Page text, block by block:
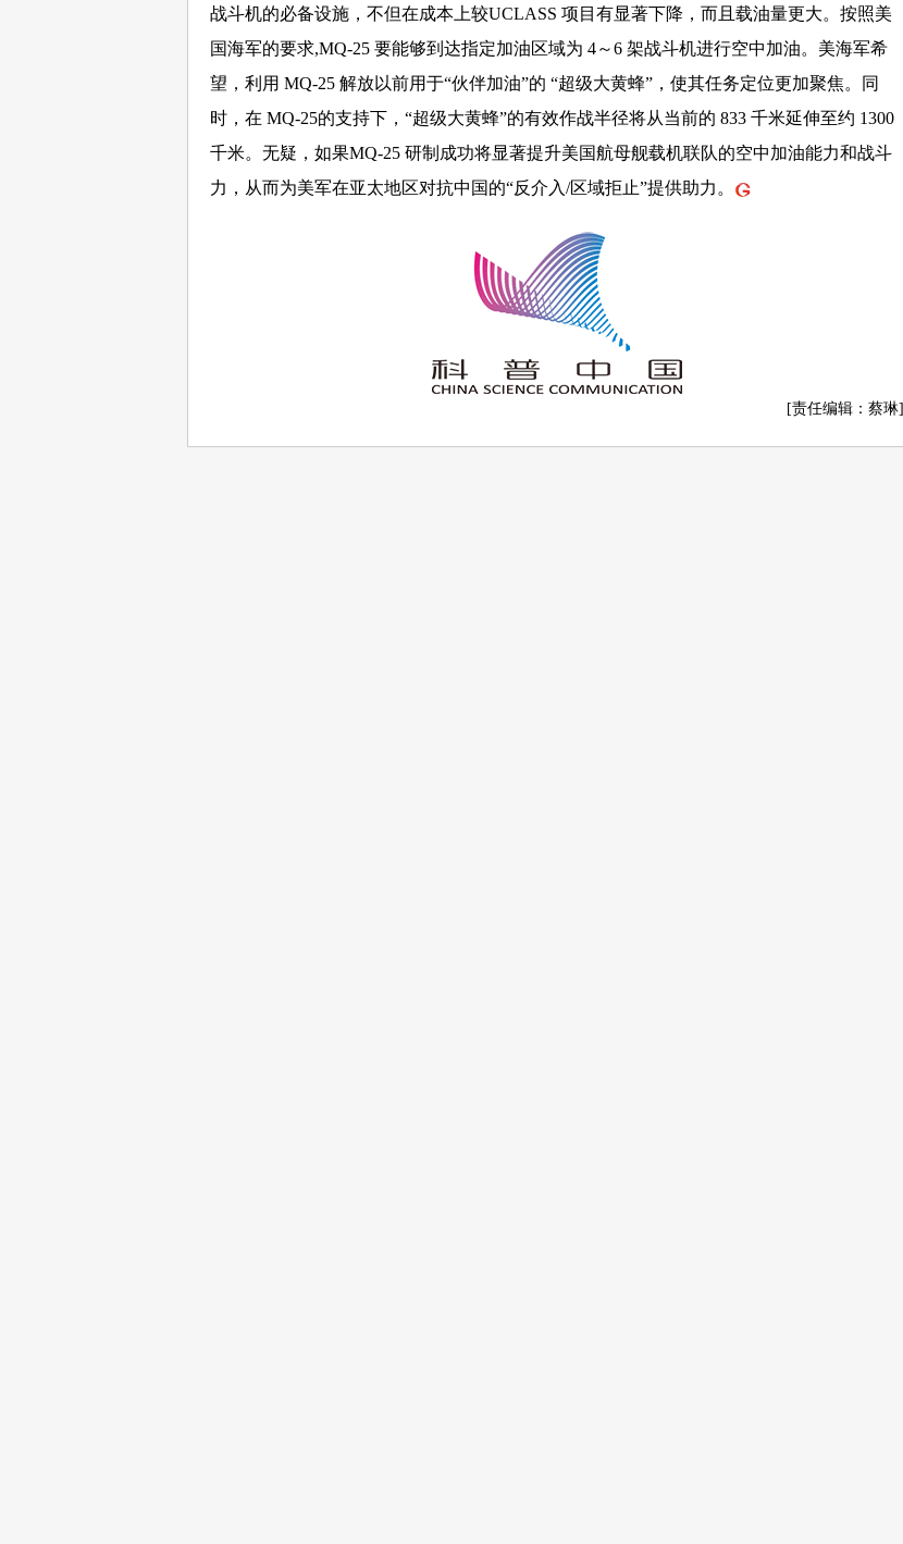
战斗机的必备设施，不但在成本上较UCLASS 项目有显著下降，而且载油量更大。按照美
国海军的要求,MQ-25 要能够到达指定加油区域为 4～6 架战斗机进行空中加油。美海军希
望，利用 MQ-25 解放以前用于“伙伴加油”的 “超级大黄蜂”，使其任务定位更加聚焦。同
时，在 MQ-25的支持下，“超级大黄蜂”的有效作战半径将从当前的 833 千米延伸至约 1300
千米。无疑，如果MQ-25 研制成功将显著提升美国航母舰载机联队的空中加油能力和战斗
力，从而为美军在亚太地区对抗中国的“反介入/区域拒止”提供助力。
[责任编辑：蔡琳]